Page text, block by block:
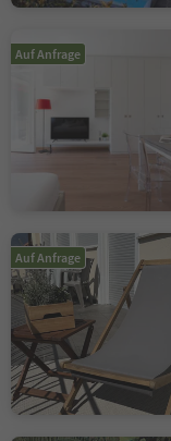
Auf Anfrage
Auf Anfrage